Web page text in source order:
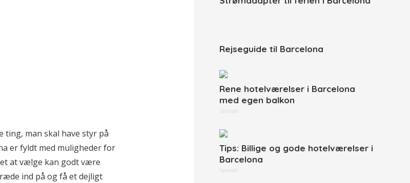
ting, man skal have styr på
er fyldt med muligheder for
at vælge kan godt være
ind på og få et dejligt
Rejseguide til Barcelona
Rene hotelværelser i Barcelona
med egen balkon
Sponset
Tips: Billige og gode hotelværelser i
Barcelona
Sponset